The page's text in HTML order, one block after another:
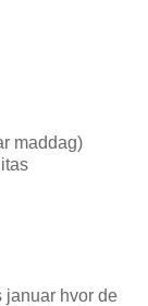
maddag)
januar hvor de